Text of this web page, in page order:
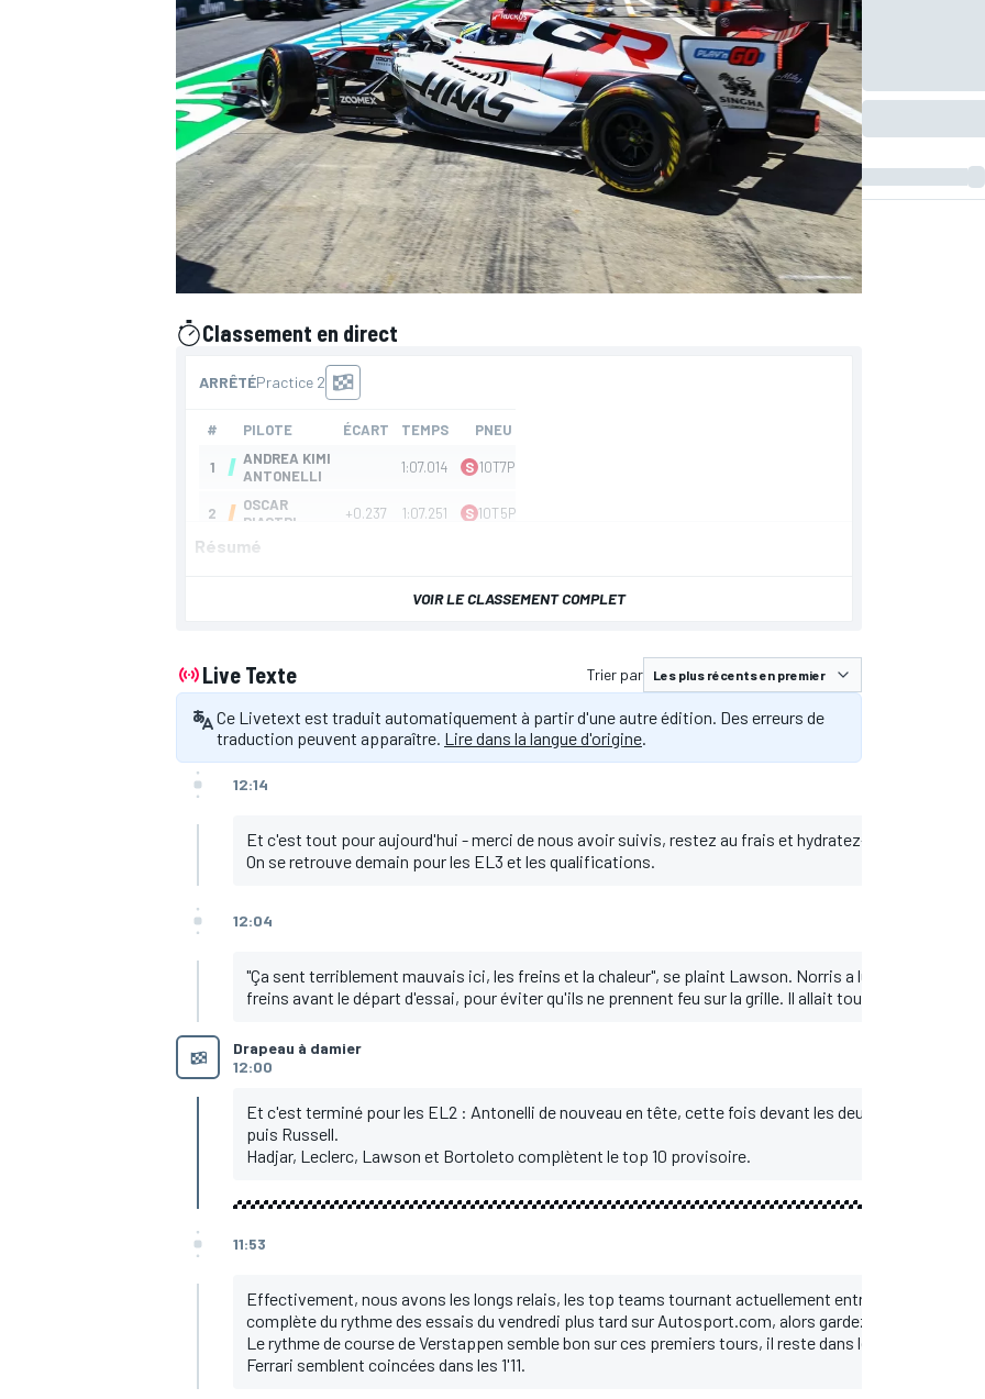
Classement en direct
présenté par
Résumé
VOIR LE CLASSEMENT COMPLET
Live Texte Trier par
Ce Livetext est traduit automatiquement à partir d'une autre édition. Des erreurs de
traduction peuvent apparaître. Lire dans la langue d'origine
12:14
Et c'est tout pour aujourd'hui - merci de nous avoir suivis, restez au frais et hydratez-vous !
On se retrouve demain pour les EL3 et les qualifications.
12:04
"Ça sent terriblement mauvais ici, les freins et la chaleur", se plaint Lawson. Norris a lui aussi reçu
freins avant le départ d'essai, pour éviter qu'ils ne prennent feu sur la grille. Il allait toutefois bien.
Drapeau à damier
12:00
Et c'est terminé pour les EL2 : Antonelli de nouveau en tête, cette fois devant les deux McLaren,
puis Russell.
Hadjar, Leclerc, Lawson et Bortoleto complètent le top 10 provisoire.
11:53
Effectivement, nous avons les longs relais, les top teams tournant actuellement entre 1'10 et 1'11. Nous
complète du rythme des essais du vendredi plus tard sur Autosport.com, alors gardez l'œil !
Le rythme de course de Verstappen semble bon sur ces premiers tours, il reste dans les 1'10 en
Ferrari semblent coincées dans les 1'11.